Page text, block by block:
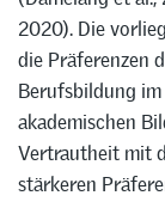
2020). Die
die Präferenzen
Berufsbildung
akademischen
Vertrautheit mit
stärkeren